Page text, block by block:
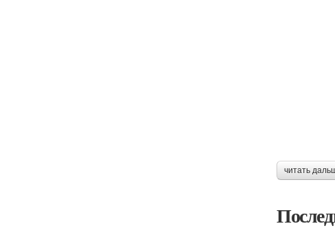
читать